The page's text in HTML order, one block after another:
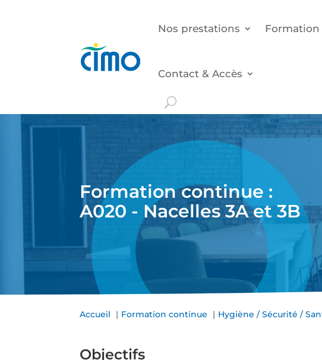
Nos prestations
Contact & Accès
Formation continue :
A020 - Nacelles 3A et 3B
Accueil Formation continue Hygiène / Sécurité /
Objectifs